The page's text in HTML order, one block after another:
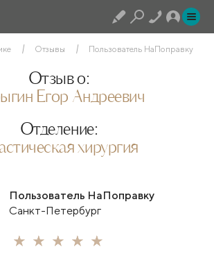
Отзывы Пользователь НаПоправку
Отзыв о:
Егор Андреевич
Отделение:
хирургия
Пользователь НаПоправку
Санкт-Петербург